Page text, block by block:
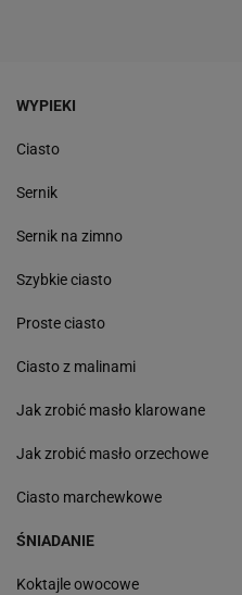
WYPIEKI
Ciasto
Sernik
Sernik na zimno
Szybkie ciasto
Proste ciasto
Ciasto z malinami
Jak zrobić masło klarowane
Jak zrobić masło orzechowe
Ciasto marchewkowe
ŚNIADANIE
Koktajle owocowe